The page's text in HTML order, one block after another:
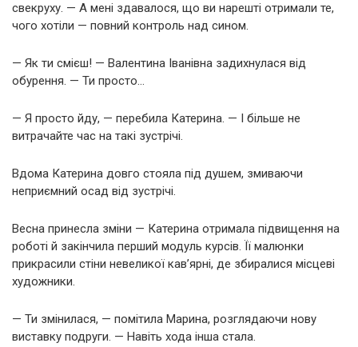
свекруху. — А мені здавалося, що ви нарешті отримали те,
чого хотіли — повний контроль над сином.
— Як ти смієш! — Валентина Іванівна задихнулася від
обурення. — Ти просто…
— Я просто йду, — перебила Катерина. — І більше не
витрачайте час на такі зустрічі.
Вдома Катерина довго стояла під душем, змиваючи
неприємний осад від зустрічі.
Весна принесла зміни — Катерина отримала підвищення на
роботі й закінчила перший модуль курсів. Її малюнки
прикрасили стіни невеликої кав’ярні, де збиралися місцеві
художники.
— Ти змінилася, — помітила Марина, розглядаючи нову
виставку подруги. — Навіть хода інша стала.